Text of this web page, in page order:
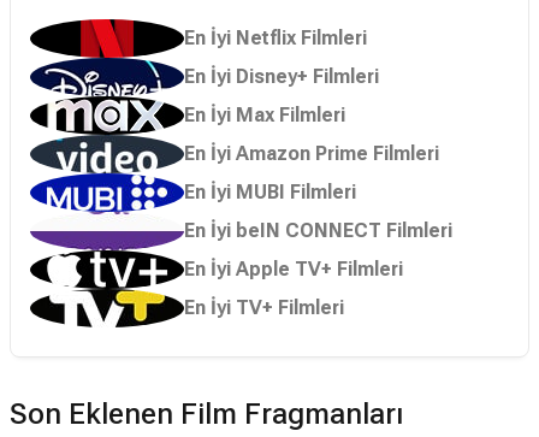
En İyi Netflix Filmleri
En İyi Disney+ Filmleri
En İyi Max Filmleri
En İyi Amazon Prime Filmleri
En İyi MUBI Filmleri
En İyi beIN CONNECT Filmleri
En İyi Apple TV+ Filmleri
En İyi TV+ Filmleri
Son Eklenen Film Fragmanları